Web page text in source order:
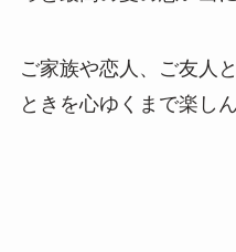
ご家族や恋人、ご友人
ときを心ゆくまで楽し